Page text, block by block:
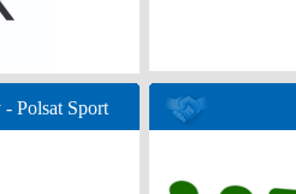
- Polsat Sport